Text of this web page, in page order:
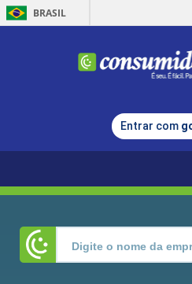
BRASIL
Entrar com